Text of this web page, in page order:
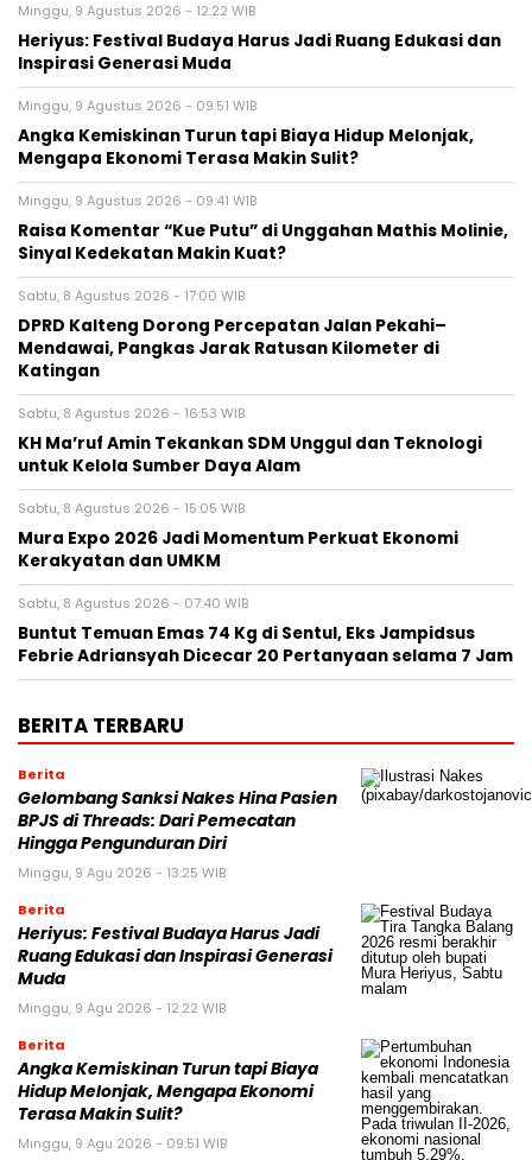
Minggu, 9 Agustus 2026 - 12:22 WIB
Heriyus: Festival Budaya Harus Jadi Ruang Edukasi dan
Inspirasi Generasi Muda
Minggu, 9 Agustus 2026 - 09:51 WIB
Angka Kemiskinan Turun tapi Biaya Hidup Melonjak,
Mengapa Ekonomi Terasa Makin Sulit?
Minggu, 9 Agustus 2026 - 09:41 WIB
Raisa Komentar “Kue Putu” di Unggahan Mathis Molinie,
Sinyal Kedekatan Makin Kuat?
Sabtu, 8 Agustus 2026 - 17:00 WIB
DPRD Kalteng Dorong Percepatan Jalan Pekahi–
Mendawai, Pangkas Jarak Ratusan Kilometer di
Katingan
Sabtu, 8 Agustus 2026 - 16:53 WIB
KH Ma’ruf Amin Tekankan SDM Unggul dan Teknologi
untuk Kelola Sumber Daya Alam
Sabtu, 8 Agustus 2026 - 15:05 WIB
Mura Expo 2026 Jadi Momentum Perkuat Ekonomi
Kerakyatan dan UMKM
Sabtu, 8 Agustus 2026 - 07:40 WIB
Buntut Temuan Emas 74 Kg di Sentul, Eks Jampidsus
Febrie Adriansyah Dicecar 20 Pertanyaan selama 7 Jam
BERITA TERBARU
Berita
Gelombang Sanksi Nakes Hina Pasien
BPJS di Threads: Dari Pemecatan
Hingga Pengunduran Diri
Minggu, 9 Agu 2026 - 13:25 WIB
Berita
Heriyus: Festival Budaya Harus Jadi
Ruang Edukasi dan Inspirasi Generasi
Muda
Minggu, 9 Agu 2026 - 12:22 WIB
Berita
Angka Kemiskinan Turun tapi Biaya
Hidup Melonjak, Mengapa Ekonomi
Terasa Makin Sulit?
Minggu, 9 Agu 2026 - 09:51 WIB